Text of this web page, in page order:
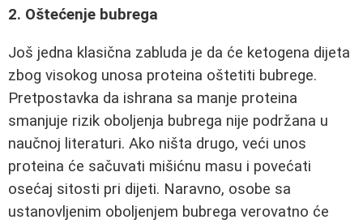
2. Oštećenje bubrega
Još jedna klasična zabluda je da će ketogena dijeta
zbog visokog unosa proteina oštetiti bubrege.
Pretpostavka da ishrana sa manje proteina
smanjuje rizik oboljenja bubrega nije podržana u
naučnoj literaturi. Ako ništa drugo, veći unos
proteina će sačuvati mišićnu masu i povećati
osećaj sitosti pri dijeti. Naravno, osobe sa
ustanovljenim oboljenjem bubrega verovatno će